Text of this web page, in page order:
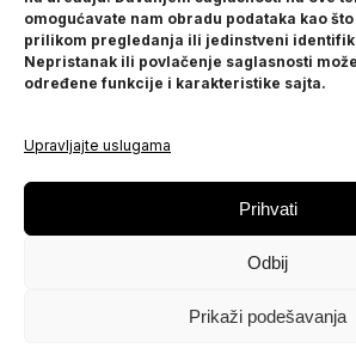
omogućavate nam obradu podataka kao
prilikom pregledanja ili jedinstveni
Nepristanak ili povlačenje saglasnosti
određene funkcije i karakteristike sajta.
Upravljajte uslugama
Prihvati
Odbij
Prikaži podešavanja
POMOĆ
Politika privatnosti
PRATITE NAS
Instagram